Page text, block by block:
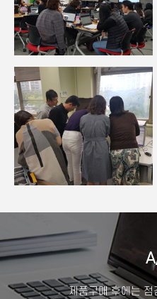
제품구매 후에는 점